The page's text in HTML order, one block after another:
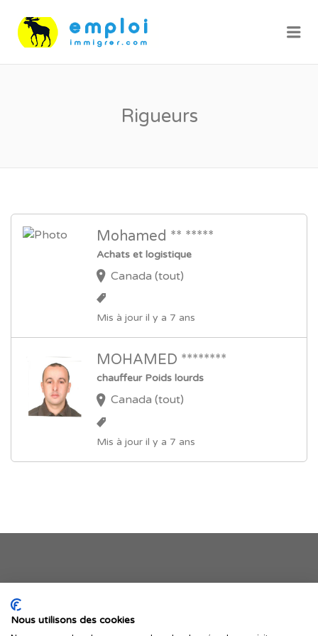
Rigueurs
Mohamed ** *****
Achats et logistique
Canada (tout)
Mis à jour il y a 7 ans
MOHAMED ********
chauffeur Poids lourds
Canada (tout)
Mis à jour il y a 7 ans
Je publie mon offre
Nous utilisons des cookies